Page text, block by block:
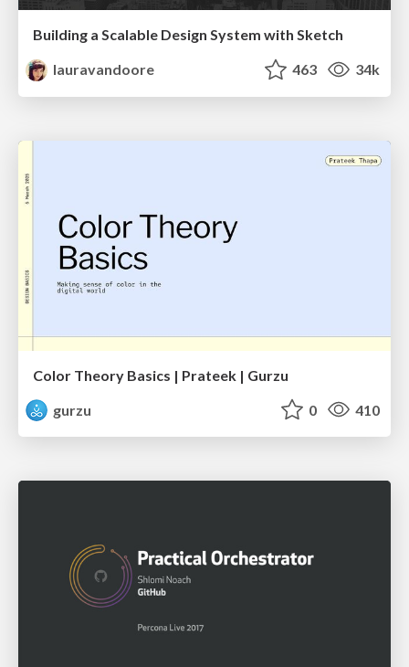
Building a Scalable Design System with Sketch
lauravandoore
463 34k
Color Theory Basics | Prateek | Gurzu
gurzu
0 410